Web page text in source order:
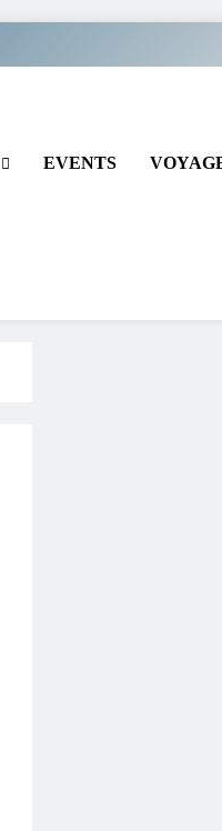
EVENTS